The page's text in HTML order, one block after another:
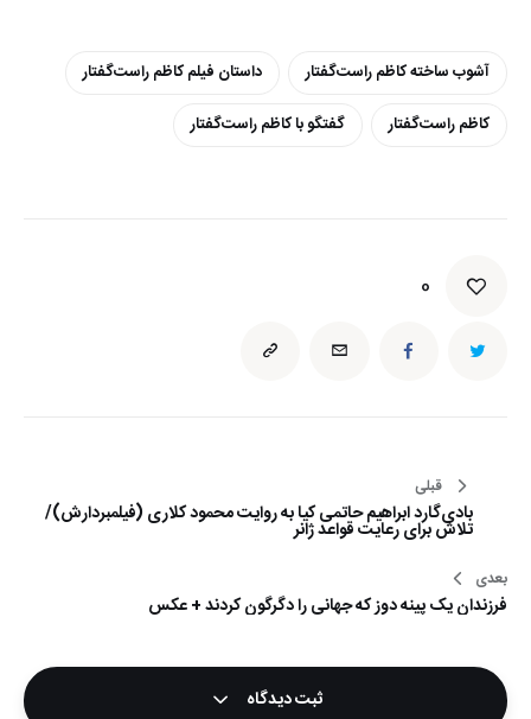
آشوب ساخته کاظم راست‌گفتار
داستان فیلم کاظم راست‌گفتار
کاظم راست‌گفتار
گفتگو با کاظم راست‌گفتار
0
راهبری
نوشته
قبلی
بادی‌گارد ابراهیم حاتمی کیا به روایت محمود کلاری (فیلمبردارش)/
تلاش برای رعایت قواعد ژانر
بعدی
فرزندان یک پینه دوز که جهانی را دگرگون کردند +‌ عکس
ثبت دیدگاه